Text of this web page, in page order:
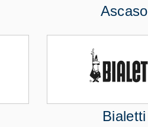
Ascaso
Bialetti